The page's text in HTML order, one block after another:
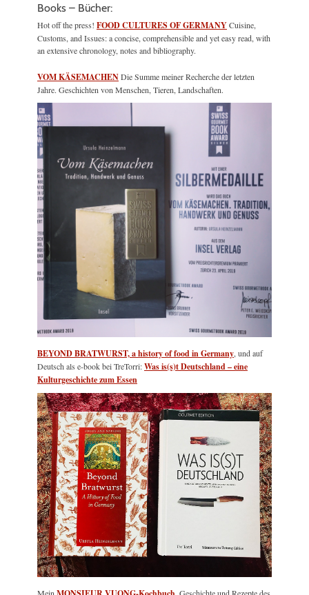
Books – Bücher:
Hot off the press! FOOD CULTURES OF GERMANYCuisine,
Customs, and Issues: a concise, comprehensible and yet easy read, with
an extensive chronology, notes and bibliography.
VOM KÄSEMACHENDie Summe meiner Recherche der letzten
Jahre. Geschichten von Menschen, Tieren, Landschaften.
BEYOND BRATWURST, a history of food in Germany , und auf
Deutsch als e-book bei TreTorri:Was is(s)t Deutschland – eine
Kulturgeschichte zum Essen